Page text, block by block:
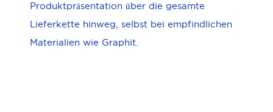
Produktpräsentation über die gesamte
Lieferkette hinweg, selbst bei empfindlichen
Materialien wie Graphit.